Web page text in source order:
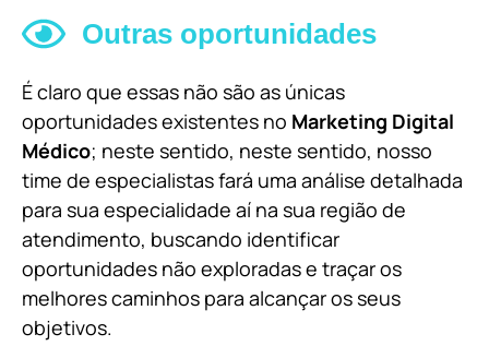
Outras oportunidades
É claro que essas não são as únicas
oportunidades existentes no Marketing Digital
Médico; neste sentido, neste sentido, nosso
time de especialistas fará uma análise detalhada
para sua especialidade aí na sua região de
atendimento, buscando identificar
oportunidades não exploradas e traçar os
melhores caminhos para alcançar os seus
objetivos.